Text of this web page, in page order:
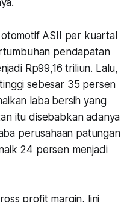
ASII per kuartal
pendapatan
Rp99,16 triliun. Lalu,
sebesar 35 persen
laba bersih yang
itu disebabkan adanya
perusahaan patungan
24 persen menjadi
profit margin, lini